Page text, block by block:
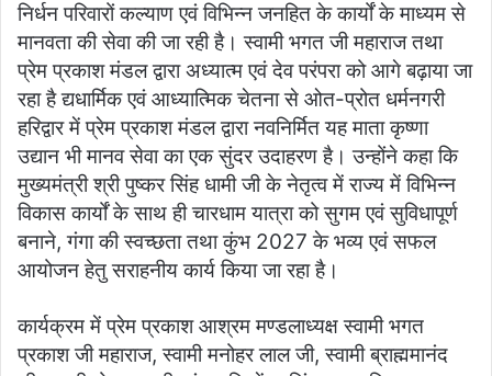
निर्धन परिवारों कल्याण एवं विभिन्न जनहित के कार्यों के माध्यम से
मानवता की सेवा की जा रही है। स्वामी भगत जी महाराज तथा
प्रेम प्रकाश मंडल द्वारा अध्यात्म एवं देव परंपरा को आगे बढ़ाया जा
रहा है द्यधार्मिक एवं आध्यात्मिक चेतना से ओत-प्रोत धर्मनगरी
हरिद्वार में प्रेम प्रकाश मंडल द्वारा नवनिर्मित यह माता कृष्णा
उद्यान भी मानव सेवा का एक सुंदर उदाहरण है। उन्होंने कहा कि
मुख्यमंत्री श्री पुष्कर सिंह धामी जी के नेतृत्व में राज्य में विभिन्न
विकास कार्यों के साथ ही चारधाम यात्रा को सुगम एवं सुविधापूर्ण
बनाने, गंगा की स्वच्छता तथा कुंभ 2027 के भव्य एवं सफल
आयोजन हेतु सराहनीय कार्य किया जा रहा है।
कार्यक्रम में प्रेम प्रकाश आश्रम मण्डलाध्यक्ष स्वामी भगत
प्रकाश जी महाराज, स्वामी मनोहर लाल जी, स्वामी ब्राह्ममानंद